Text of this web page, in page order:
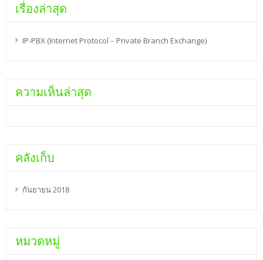
เรื่องล่าสุด
IP-PBX (Internet Protocol – Private Branch Exchange)
ความเห็นล่าสุด
คลังเก็บ
กันยายน 2018
หมวดหมู่